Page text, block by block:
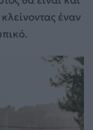
έναν